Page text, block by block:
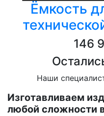
Ёмкость
146
Наши
Изготавливаем
любой сложности